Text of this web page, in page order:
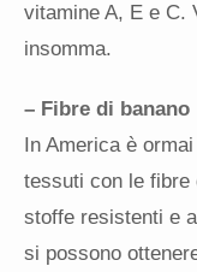
vitamine A, E e C.
insomma.
– Fibre di banano
In America è
tessuti con le fibre
stoffe resistenti e
si possono